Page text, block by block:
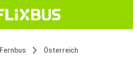
Fernbus Österreich